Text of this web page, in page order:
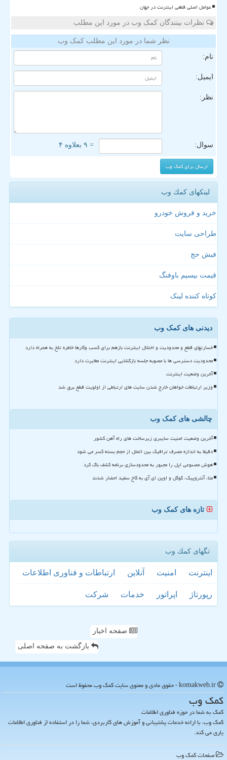
عوامل اصلی قطعی اینترنت در جهان
نظرات بینندگان کمک وب در مورد این مطلب
نظر شما در مورد این مطلب کمک وب
نام:
ایمیل:
نظر:
سوال: = ۹ بعلاوه ۴
لینکهای كمك وب
خرید و فروش خودرو
طراحی سایت
فیش حج
قیمت بیسیم باوفنگ
کوتاه کننده لینک
دیدنی های کمک وب
خسارتهای قطع و محدودیت و اختلال اینترنت بازهم برای کسب وکارها خاطره تلخ به همراه دارد
محدودیت دسترسی ها با مصوبه جلسه بازگشایی اینترنت مغایرت دارد
آخرین وضعیت اینترنت
وزیر ارتباطات خواهان خارج شدن سایت های ارتباطی از اولویت قطع برق شد
چالشی های کمک وب
آخرین وضعیت امنیت سایبری زیرساخت های راه آهن کشور
دقیقا به اندازه مصرف ترافیک بین الملل از حجم بسته کسر می شود
هوش مصنوعی اپل را مجبور به محدودسازی برنامه کشف باگ کرد
متا، آنتروپیک، گوگل و اوپن ای آی به کاخ سفید احضار شدند
تازه های کمک وب
تگهای كمك وب
اینترنت امنیت آنلاین ارتباطات و فناوری اطلاعات
رپورتاژ اپراتور خدمات شركت
صفحه اخبار
بازگشت به صفحه اصلی
كمك وب
کمک به شما در حوزه فناوری اطلاعات
کمک وب، با ارائه خدمات پشتیبانی و آموزش های کاربردی، شما را در استفاده از فناوری اطلاعات
یاری می کند.
صفحات كمك وب